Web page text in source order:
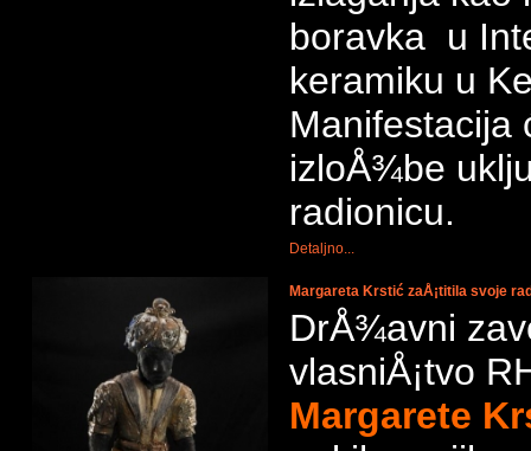
boravka u
keramiku u
Manifestacija
izloÅ¾be
radionicu.
Detaljno...
Margareta Krstić zaÅ¡titila svoje
DrÅ¾avni
vlasniÅ¡tvo
Margarete